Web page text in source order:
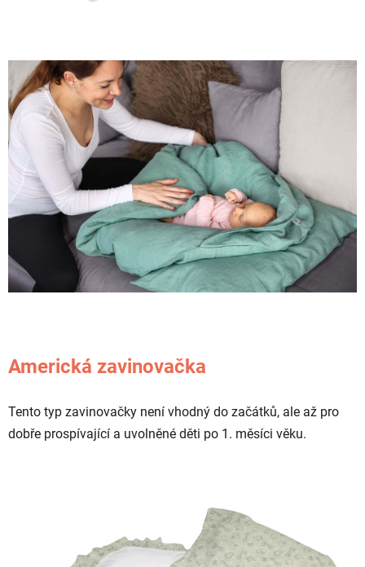
Americká zavinovačka
Tento typ zavinovačky není vhodný do začátků, ale až pro
dobře prospívající a uvolněné děti po 1. měsíci věku.